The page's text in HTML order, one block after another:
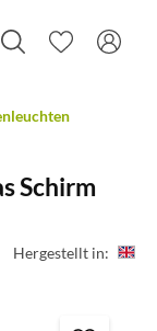
Schirm
Hergestellt in: